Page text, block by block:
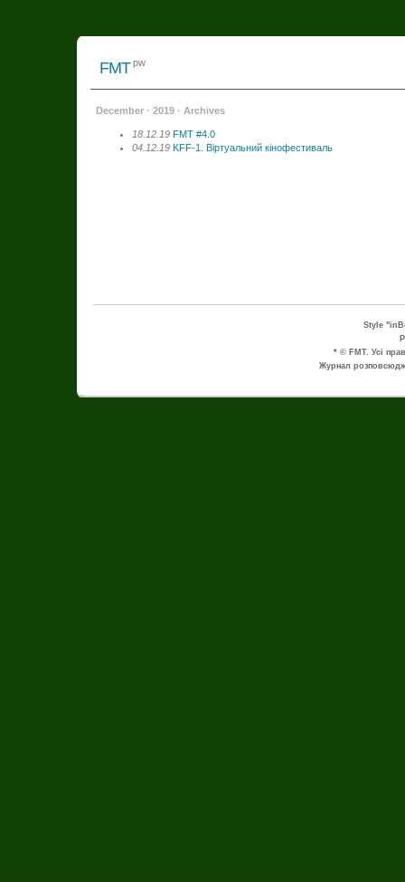
FMTpw
December · 2019 · Archives
18.12.19 FMT #4.0
04.12.19 KFF-1. Віртуальний кінофестиваль
Style
* © FMT. Усі
Журнал